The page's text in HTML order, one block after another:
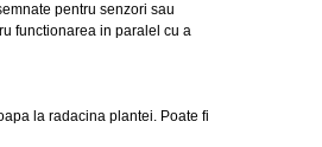
pentru senzori sau
functionarea in paralel cu a
la radacina plantei. Poate fi